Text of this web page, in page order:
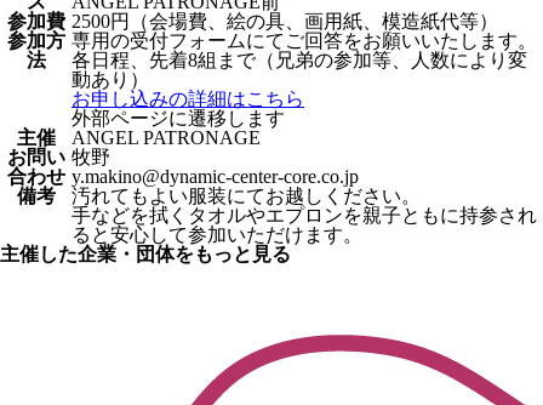
参加費 2500円（会場費、絵の具、画用紙、模造紙代等）
参加方
法
専用の受付フォームにてご回答をお願いいたします。
各日程、先着8組まで（兄弟の参加等、人数により変
動あり）
お申し込みの詳細はこちら
外部ページに遷移します
主催
ANGEL PATRONAGE
お問い
合わせ
牧野
y.makino@dynamic-center-core.co.jp
備考
汚れてもよい服装にてお越しください。
手などを拭くタオルやエプロンを親子ともに持参され
ると安心して参加いただけます。
主催した企業・団体をもっと見る